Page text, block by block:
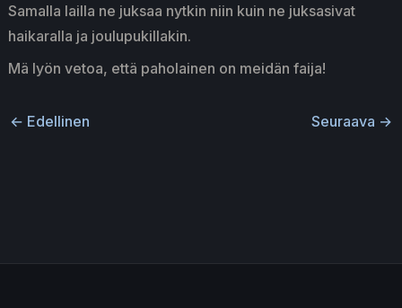
Samalla lailla ne juksaa nytkin niin kuin ne juksasivat
haikaralla ja joulupukillakin.
Mä lyön vetoa, että paholainen on meidän faija!
← Edellinen Seuraava →